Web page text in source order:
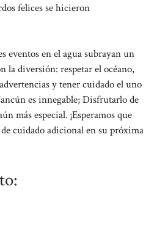
felices se hicieron
eventos en el agua subrayan un
la diversión: respetar el océano,
y tener cuidado el uno
es innegable; Disfrutarlo de
más especial. ¡Esperamos que
cuidado adicional en su próxima